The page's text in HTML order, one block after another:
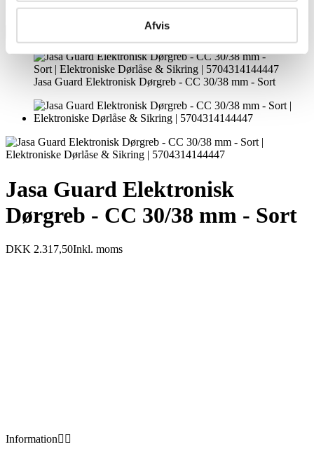
Afvis
Ingen kundeanmeldelser for øjeblikket
Jasa Guard Elektronisk Dørgreb - CC 30/38 mm - Sort
Jasa Guard Elektronisk
Dørgreb - CC 30/38 mm - Sort
DKK 2.317,50Inkl. moms
Information 